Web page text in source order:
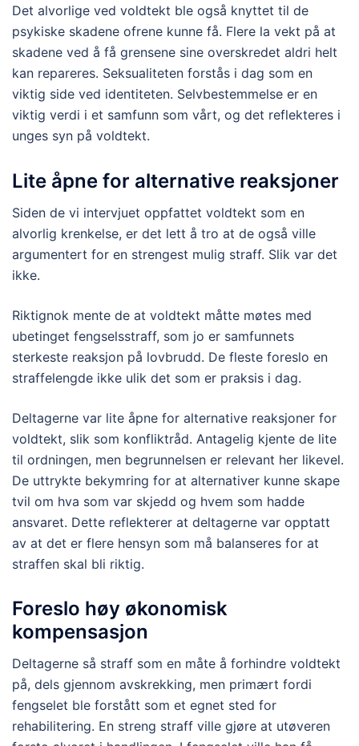
Det alvorlige ved voldtekt ble også knyttet til de
psykiske skadene ofrene kunne få. Flere la vekt på at
skadene ved å få grensene sine overskredet aldri helt
kan repareres. Seksualiteten forstås i dag som en
viktig side ved identiteten. Selvbestemmelse er en
viktig verdi i et samfunn som vårt, og det reflekteres i
unges syn på voldtekt.
Lite åpne for alternative reaksjoner
Siden de vi intervjuet oppfattet voldtekt som en
alvorlig krenkelse, er det lett å tro at de også ville
argumentert for en strengest mulig straff. Slik var det
ikke.
Riktignok mente de at voldtekt måtte møtes med
ubetinget fengselsstraff, som jo er samfunnets
sterkeste reaksjon på lovbrudd. De fleste foreslo en
straffelengde ikke ulik det som er praksis i dag.
Deltagerne var lite åpne for alternative reaksjoner for
voldtekt, slik som konfliktråd. Antagelig kjente de lite
til ordningen, men begrunnelsen er relevant her likevel.
De uttrykte bekymring for at alternativer kunne skape
tvil om hva som var skjedd og hvem som hadde
ansvaret. Dette reflekterer at deltagerne var opptatt
av at det er flere hensyn som må balanseres for at
straffen skal bli riktig.
Foreslo høy økonomisk
kompensasjon
Deltagerne så straff som en måte å forhindre voldtekt
på, dels gjennom avskrekking, men primært fordi
fengselet ble forstått som et egnet sted for
rehabilitering. En streng straff ville gjøre at utøveren